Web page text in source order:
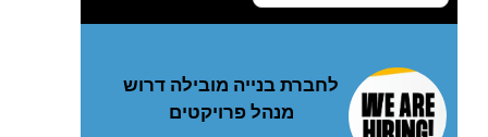
לחברת בנייה מובילה דרוש
מנהל פרויקטים